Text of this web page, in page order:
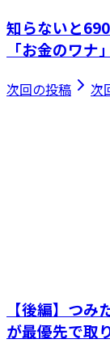
知らないと
「お金のワナ」
次回の投稿 次
【後編】つ
が最優先で取